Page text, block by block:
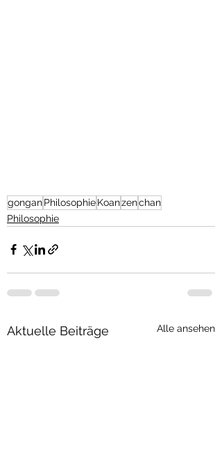
gonganPhilosophieKoanzenchan
Philosophie
Aktuelle Beiträge Alle ansehen